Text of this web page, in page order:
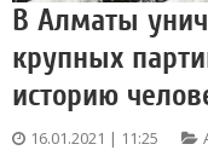
В Алматы
крупных
историю
16.01.2021 | 11:25